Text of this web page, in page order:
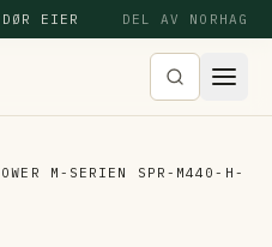
EIER DEL AV NORHAG
M-SERIEN SPR-M440-H-